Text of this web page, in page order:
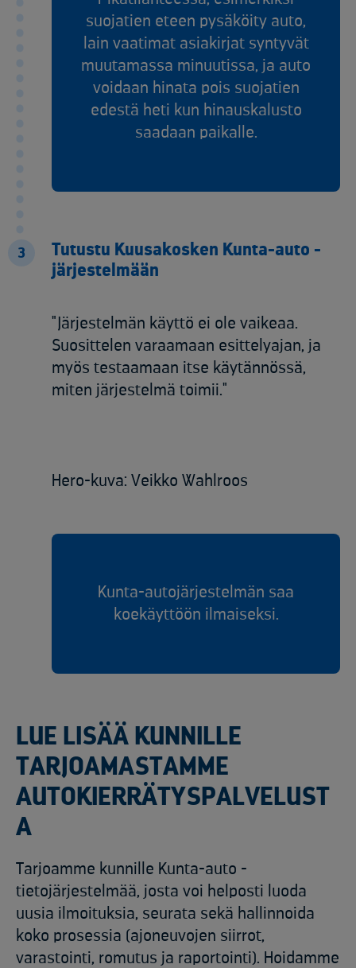
suojatien eteen pysäköity auto,
lain vaatimat asiakirjat syntyvät
muutamassa minuutissa, ja auto
voidaan hinata pois suojatien
edestä heti kun hinauskalusto
saadaan paikalle.
3
Tutustu Kuusakosken Kunta-auto -
järjestelmään
"Järjestelmän käyttö ei ole vaikeaa.
Suosittelen varaamaan esittelyajan, ja
myös testaamaan itse käytännössä,
miten järjestelmä toimii."
Hero-kuva: Veikko Wahlroos
Kunta-autojärjestelmän saa
koekäyttöön ilmaiseksi.
LUE LISÄÄ KUNNILLE
TARJOAMASTAMME
AUTOKIERRÄTYSPALVELUST
A
Tarjoamme kunnille Kunta-auto -
tietojärjestelmää, josta voi helposti luoda
uusia ilmoituksia, seurata sekä hallinnoida
koko prosessia (ajoneuvojen siirrot,
varastointi, romutus ja raportointi). Hoidamme